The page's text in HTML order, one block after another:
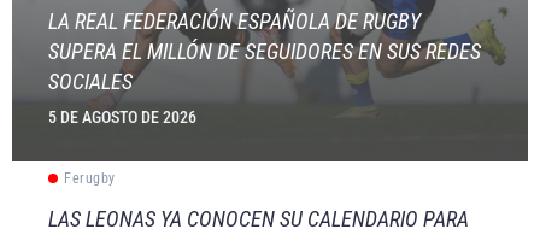
LA REAL FEDERACIÓN ESPAÑOLA DE RUGBY
SUPERA EL MILLÓN DE SEGUIDORES EN SUS REDES
SOCIALES
5 DE AGOSTO DE 2026
Ferugby
LAS LEONAS YA CONOCEN SU CALENDARIO PARA